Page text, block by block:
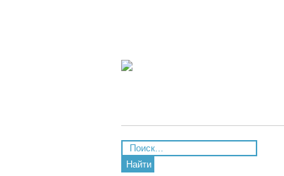
Найти